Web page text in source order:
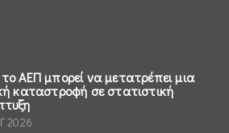
ΑΕΠ μπορεί να μετατρέπει μια
καταστροφή σε στατιστική
2026